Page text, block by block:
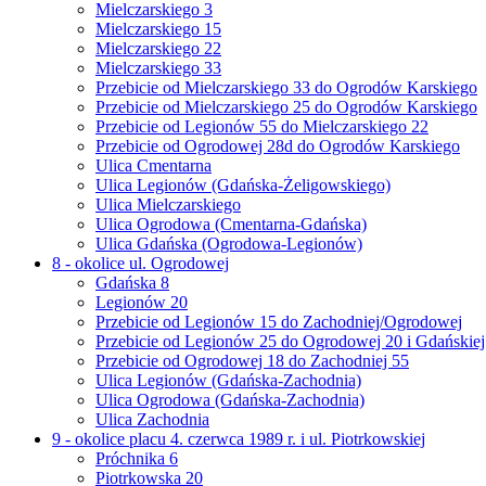
Mielczarskiego 3
Mielczarskiego 15
Mielczarskiego 22
Mielczarskiego 33
Przebicie od Mielczarskiego 33 do Ogrodów Karskiego
Przebicie od Mielczarskiego 25 do Ogrodów Karskiego
Przebicie od Legionów 55 do Mielczarskiego 22
Przebicie od Ogrodowej 28d do Ogrodów Karskiego
Ulica Cmentarna
Ulica Legionów (Gdańska-Żeligowskiego)
Ulica Mielczarskiego
Ulica Ogrodowa (Cmentarna-Gdańska)
Ulica Gdańska (Ogrodowa-Legionów)
8 - okolice ul. Ogrodowej
Gdańska 8
Legionów 20
Przebicie od Legionów 15 do Zachodniej/Ogrodowej
Przebicie od Legionów 25 do Ogrodowej 20 i
Przebicie od Ogrodowej 18 do Zachodniej 55
Ulica Legionów (Gdańska-Zachodnia)
Ulica Ogrodowa (Gdańska-Zachodnia)
Ulica Zachodnia
9 - okolice placu 4. czerwca 1989 r. i ul. Piotrkowskiej
Próchnika 6
Piotrkowska 20